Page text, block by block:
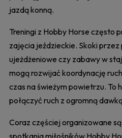
jazdą konną.
Treningi z Hobby Horse często
zajęcia jeździeckie. Skoki przez
ujeżdżeniowe czy zabawy w
mogą rozwijać koordynację
czas na świeżym powietrzu. To
połączyć ruch z ogromną
Coraz częściej organizowane